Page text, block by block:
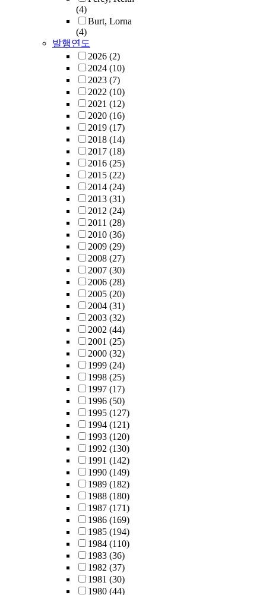
(4)
Burt, Lorna
(4)
발행연도
2026 (2)
2024 (10)
2023 (7)
2022 (10)
2021 (12)
2020 (16)
2019 (17)
2018 (14)
2017 (18)
2016 (25)
2015 (22)
2014 (24)
2013 (31)
2012 (24)
2011 (28)
2010 (36)
2009 (29)
2008 (27)
2007 (30)
2006 (28)
2005 (20)
2004 (31)
2003 (32)
2002 (44)
2001 (25)
2000 (32)
1999 (24)
1998 (25)
1997 (17)
1996 (50)
1995 (127)
1994 (121)
1993 (120)
1992 (130)
1991 (142)
1990 (149)
1989 (182)
1988 (180)
1987 (171)
1986 (169)
1985 (194)
1984 (110)
1983 (36)
1982 (37)
1981 (30)
1980 (44)